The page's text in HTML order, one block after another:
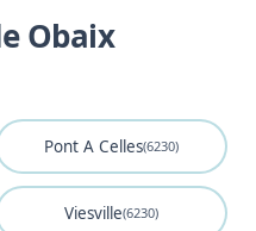
Obaix
Pont A Celles(6230)
Viesville(6230)